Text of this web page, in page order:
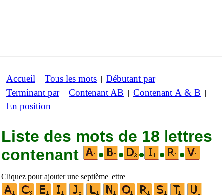
Accueil | Tous les mots | Débutant par|
Terminant par| Contenant AB | Contenant A & B |
En position
Liste des mots de 18 lettres
contenant
• • • • •
Cliquez pour ajouter une septième lettre